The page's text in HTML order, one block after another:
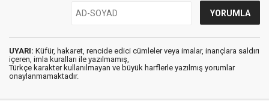
UYARI: Küfür, hakaret, rencide edici cümleler veya imalar, inançlara saldırı
içeren, imla kuralları ile yazılmamış,
Türkçe karakter kullanılmayan ve büyük harflerle yazılmış yorumlar
onaylanmamaktadır.